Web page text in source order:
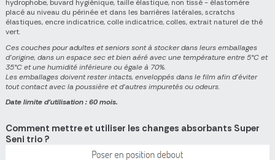
hydrophobe, buvard hygiénique, taille élastique, non tissé - élastomère
placé au niveau du périnée et dans les barrières latérales, scratchs
élastiques, encre indicatrice, colle indicatrice, colles, extrait naturel de thé
vert.
Cescouches pour adultes et seniorssont à stocker dans leurs emballages
d'origine, dans un espace sec et bien aéré avec une température entre 5°C et
35°C et une humidité inférieure ou égale à 70%.
Les emballages doivent rester intacts, enveloppés dans le film afin d'éviter
tout contact avec la poussière et d'autres impuretés ou odeurs.
Date limite d'utilisation : 60 mois.
Comment mettre et utiliser les changes absorbants Super
Seni trio ?